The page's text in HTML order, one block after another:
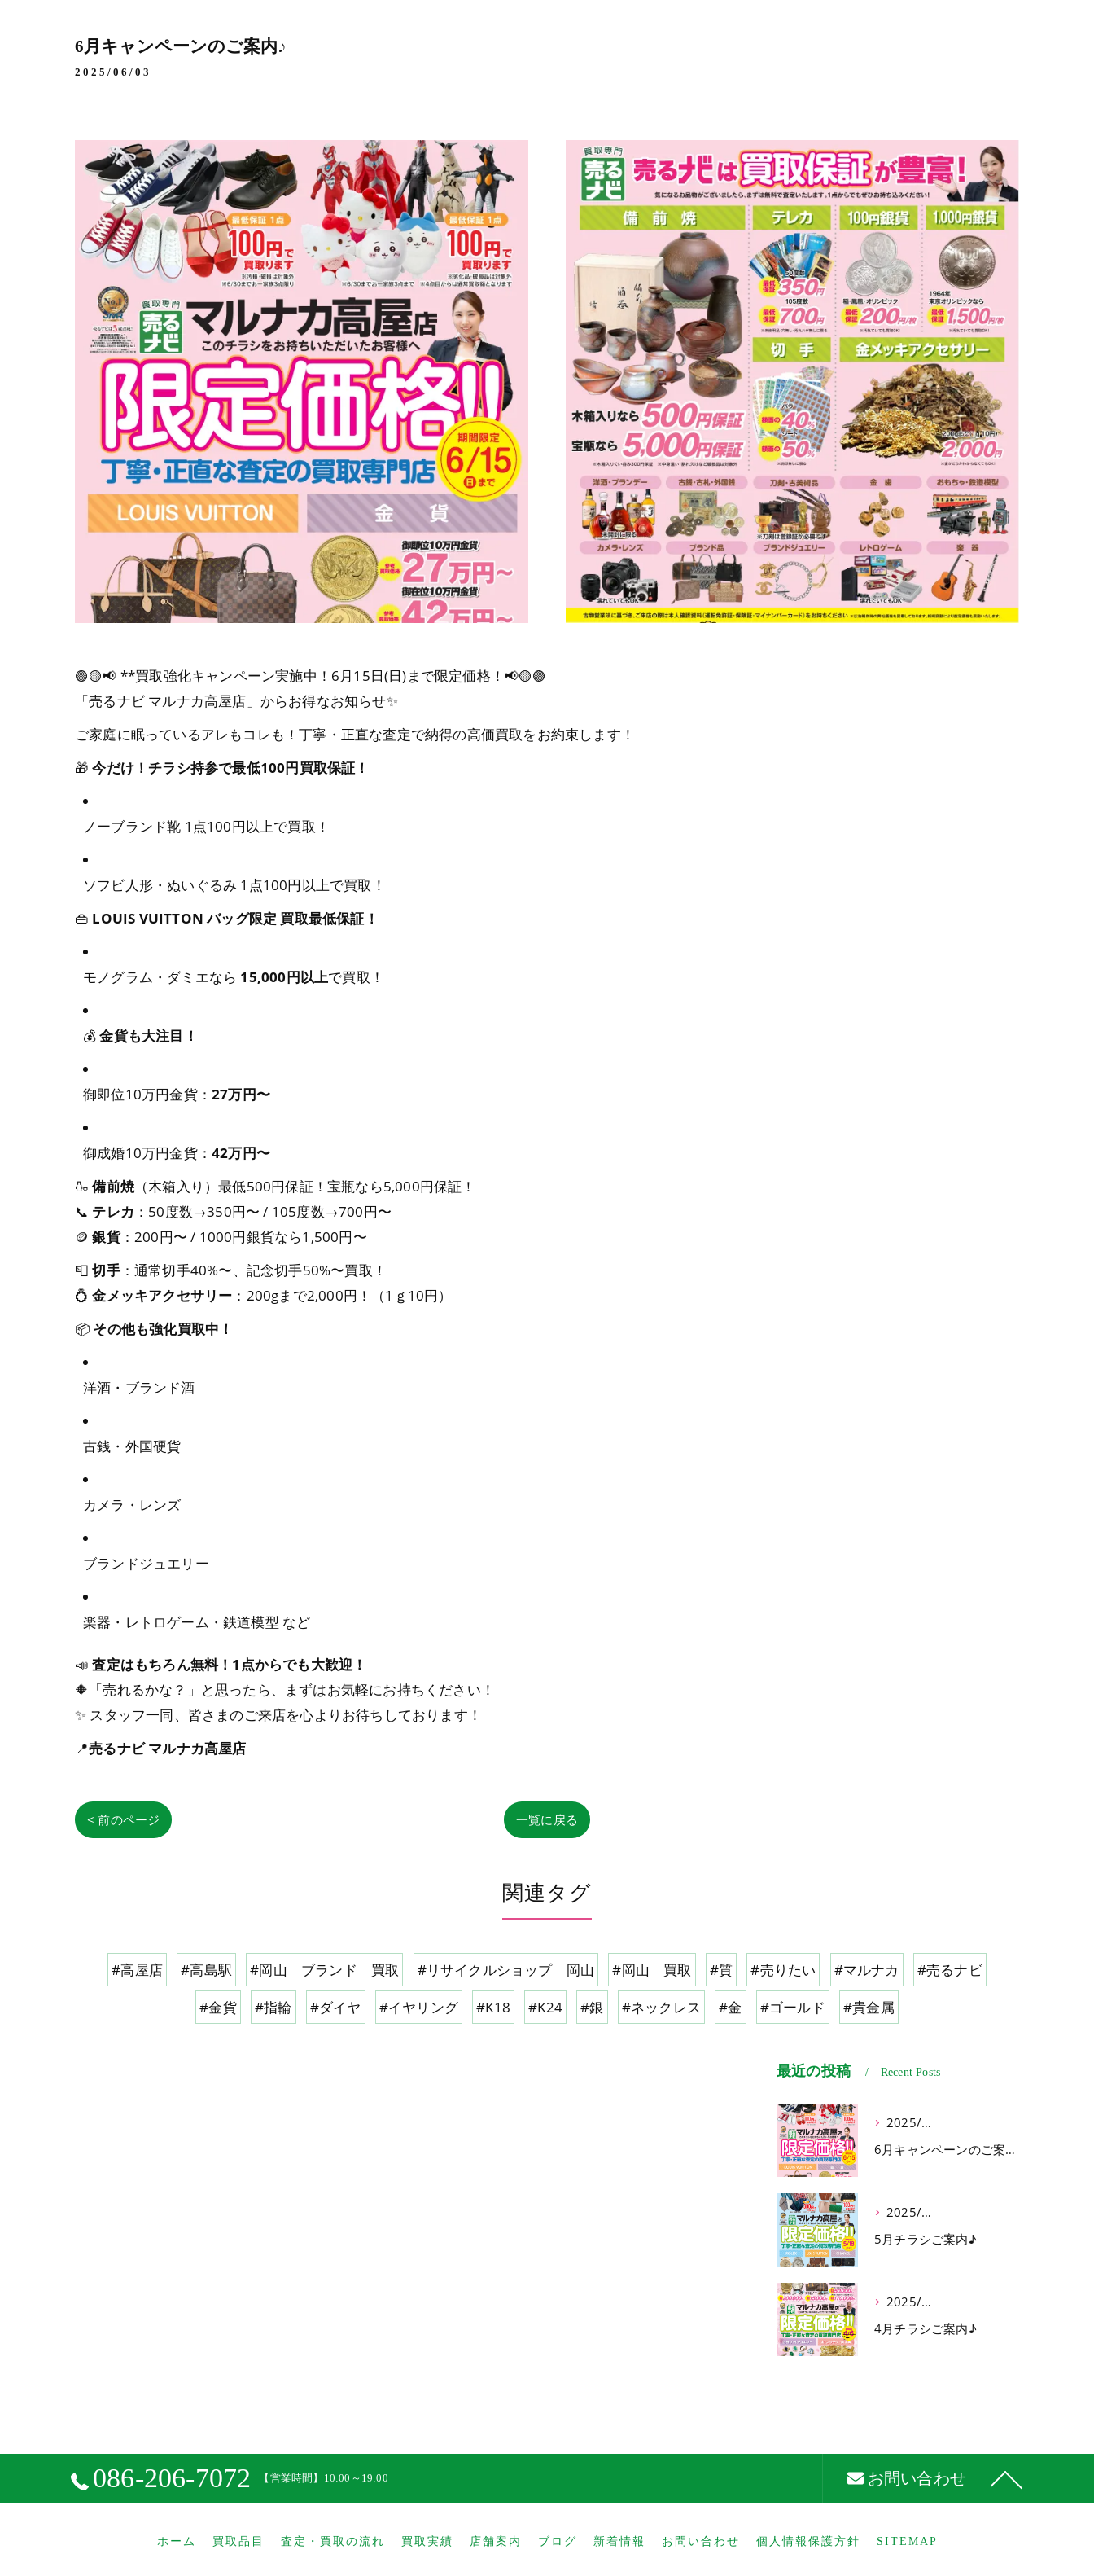
6月キャンペーンのご案内♪
2025/06/03
🟣🟡📢 **買取強化キャンペーン実施中！6月15日(日)まで限定価格！📢🟡🟣
「売るナビ マルナカ高屋店」からお得なお知らせ✨
ご家庭に眠っているアレもコレも！丁寧・正直な査定で納得の高価買取をお約束します！
🎁今だけ！チラシ持参で最低100円買取保証！
ノーブランド靴 1点100円以上で買取！
ソフビ人形・ぬいぐるみ 1点100円以上で買取！
👜 LOUIS VUITTON バッグ限定 買取最低保証！
モノグラム・ダミエなら 15,000円以上で買取！
💰金貨も大注目！
御即位10万円金貨： 27万円〜
御成婚10万円金貨： 42万円〜
🍶備前焼（木箱入り）最低500円保証！宝瓶なら5,000円保証！
📞 テレカ ：50度数→350円〜 / 105度数→700円〜
🪙銀貨：200円〜 / 1000円銀貨なら1,500円〜
📮切手：通常切手40%〜、記念切手50%〜買取！
💍金メッキアクセサリー ：200gまで2,000円！（1ｇ10円）
📦 その他も強化買取中！
洋酒・ブランド酒
古銭・外国硬貨
カメラ・レンズ
ブランドジュエリー
楽器・レトロゲーム・鉄道模型 など
📣査定はもちろん無料！1点からでも大歓迎！
🔶「売れるかな？」と思ったら、まずはお気軽にお持ちください！
✨ スタッフ一同、皆さまのご来店を心よりお待ちしております！
📍売るナビ マルナカ高屋店
< 前のページ 一覧に戻る
関連タグ
#高屋店 #高島駅 #岡山 ブランド 買取 #リサイクルショップ 岡山 #岡山 買取 #質 #売りたい #マルナカ
#売るナビ
#金貨
#指輪 #ダイヤ #イヤリング #K18 #K24 #銀 #ネックレス #金 #ゴールド #貴金属
最近の投稿 Recent Posts
2025/06/03
6月キャンペーンのご案内♪
2025/05/02
5月チラシご案内♪
2025/04/08
4月チラシご案内♪
086-206-7072 【営業時間】10:00～19:00 お問い合わせ
ホーム 買取品目 査定・買取の流れ 買取実績 店舗案内 ブログ 新着情報 お問い合わせ 個人情報保護方針 SITEMAP